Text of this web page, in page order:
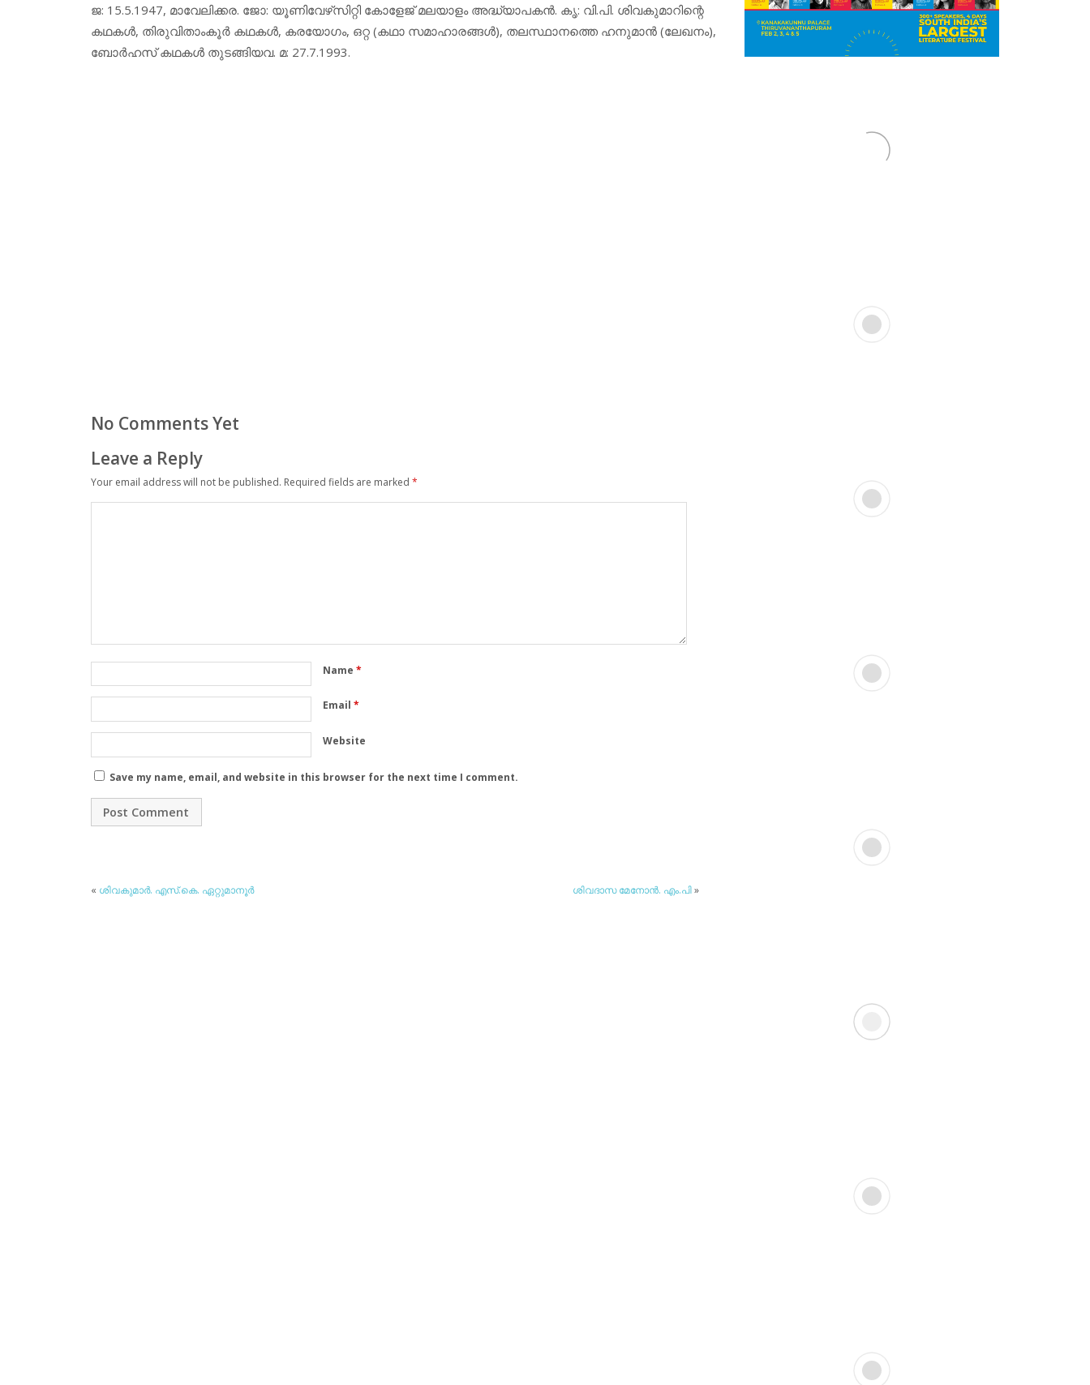
ജ: 15.5.1947, മാവേലിക്കര. ജോ: യൂണിവേഴ്‌സിറ്റി കോളേജ് മലയാളം അദ്ധ്യാപകന്‍. കൃ: വി.പി. ശിവകുമാറിന്റെ
കഥകള്‍, തിരുവിതാംകൂര്‍ കഥകള്‍, കരയോഗം, ഒറ്റ (കഥാ സമാഹാരങ്ങള്‍), തലസ്ഥാനത്തെ ഹനുമാന്‍ (ലേഖനം),
ബോര്‍ഹസ് കഥകള്‍ തുടങ്ങിയവ. മ: 27.7.1993.
No Comments Yet
Leave a Reply
Your email address will not be published. Required fields are marked *
Name *
Email *
Website
Save my name, email, and website in this browser for the next time I comment.
« ശിവകുമാര്‍. എസ്.കെ. ഏറ്റുമാനൂര്‍ ശിവദാസ മേനോന്‍. എം.പി»